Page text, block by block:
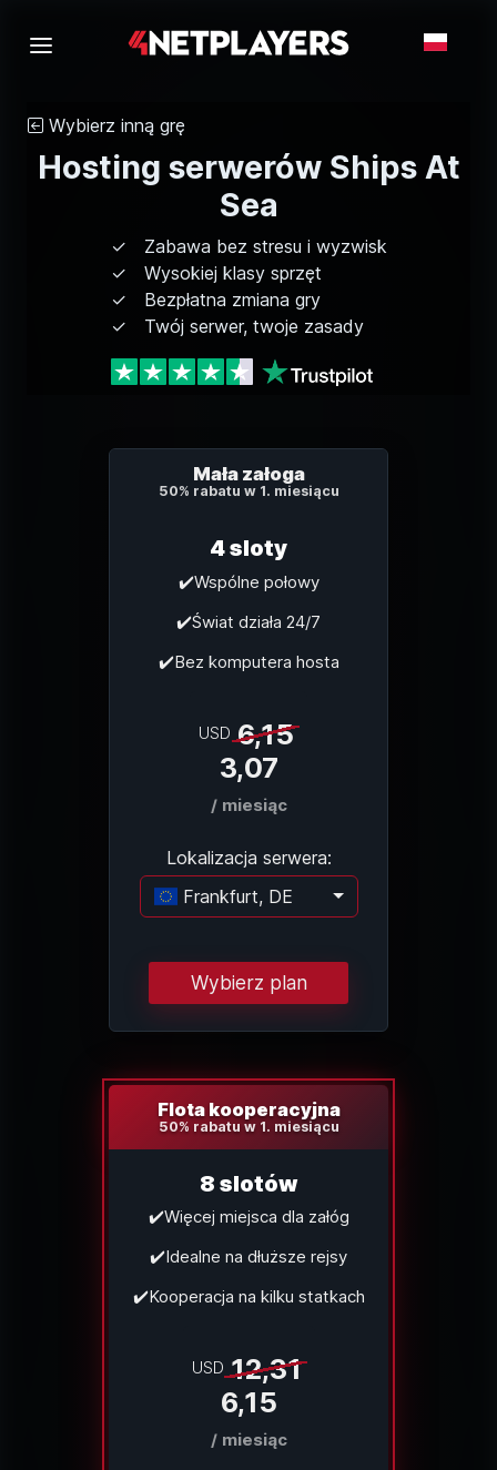
Wybierz inną grę
Hosting serwerów Ships At
Sea
Zabawa bez stresu i wyzwisk
Wysokiej klasy sprzęt
Bezpłatna zmiana gry
Twój serwer, twoje zasady
Mała załoga
50% rabatu w 1. miesiącu
4 sloty
✔️Wspólne połowy
✔️Świat działa 24/7
✔️Bez komputera hosta
USD 6,15
3,07
/ miesiąc
Lokalizacja serwera:
Frankfurt, DE
Ładowanie...
Wybierz plan
Flota kooperacyjna
50% rabatu w 1. miesiącu
8 slotów
✔️Więcej miejsca dla załóg
✔️Idealne na dłuższe rejsy
✔️Kooperacja na kilku statkach
USD 12,31
6,15
/ miesiąc